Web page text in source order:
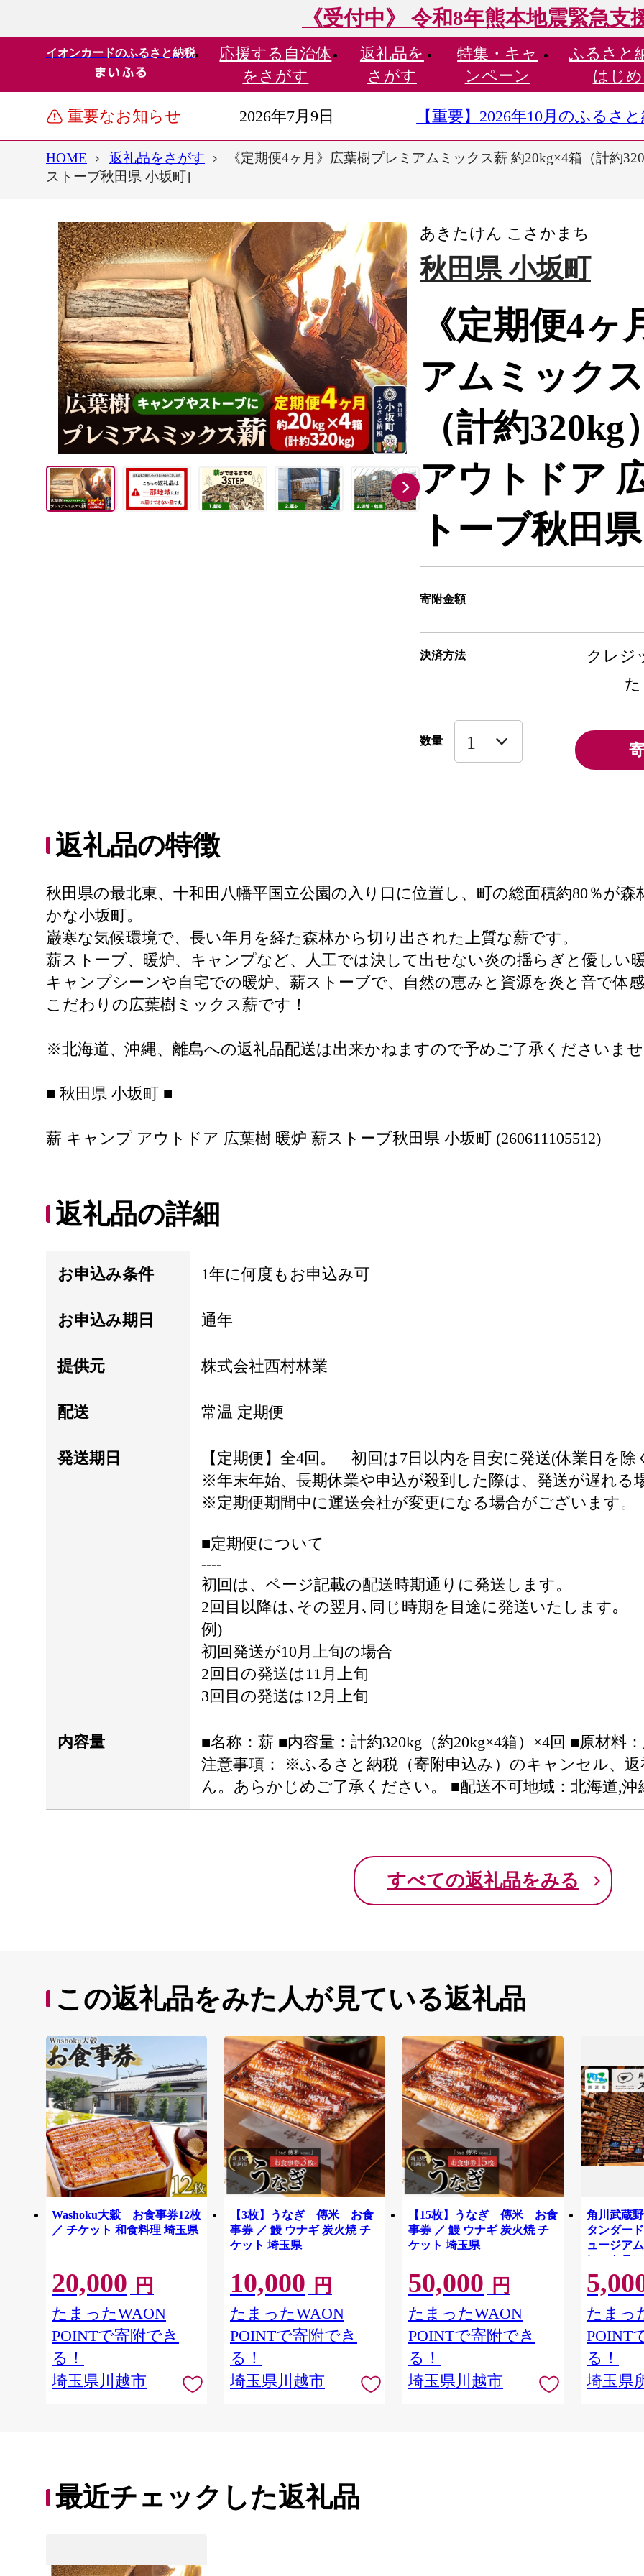
《受付中》 令和8年熊本地震緊急支
イオンカードのふるさと納税 応援する 自治体
をさがす
返礼品を
さがす
特集・ キャ
ンペーン
ふるさと
はじめ
重要なお知らせ 2026年7月9日 【重要】2026年10月のふるさ
HOME 返礼品をさがす
《定期便4ヶ月》広葉樹プレミアムミックス薪 約20kg×4箱（計約
ストーブ秋田県 小坂町]
あきたけん こさかまち
秋田県 小坂町
《定期便4ヶ
アムミック
（計約
アウトドア
トーブ秋田
寄附金額
決済方法
クレジ
数量
返礼品の特徴
秋田県の最北東、十和田八幡平国立公園の入り口に位置し、町の総面積約80％が
かな小坂町。
巌寒な気候環境で、長い年月を経た森林から切り出された上質な薪です。
薪ストーブ、暖炉、キャンプなど、人工では決して出せない炎の揺らぎと優しい
キャンプシーンや自宅での暖炉、薪ストーブで、自然の恵みと資源を炎と音で体感
こだわりの広葉樹ミックス薪です！
※北海道、沖縄、離島への返礼品配送は出来かねますので予めご了承くださいませ
■ 秋田県 小坂町 ■
薪 キャンプ アウトドア 広葉樹 暖炉 薪ストーブ秋田県 小坂町 (260611105512)
返礼品の詳細
お申込み条件 1年に何度もお申込み可
お申込み期日 通年
提供元 株式会社西村林業
配送 常温 定期便
発送期日
【定期便】全4回。 初回は7日以内を目安に発送(休業日を除
※年末年始、長期休業や申込が殺到した際は、発送が遅れる
※定期便期間中に運送会社が変更になる場合がございます。
■定期便について
----
初回は、ページ記載の配送時期通りに発送します。
2回目以降は､その翌月､同じ時期を目途に発送いたします｡
例)
初回発送が10月上旬の場合
2回目の発送は11月上旬
3回目の発送は12月上旬
内容量
■名称：薪 ■内容量：計約320kg（約20kg×4箱）×4回 ■原材料
注意事項： ※ふるさと納税（寄附申込み）のキャンセル、
ん。あらかじめご了承ください。 ■配送不可地域：北海道,沖
すべての返礼品をみる
この返礼品をみた人が見ている返礼品
Washoku大穀 お食事券12枚
／ チケット 和食料理 埼玉県
20,000 円
たまったWAON
POINTで寄附でき
る！
埼玉県川越市
【3枚】うなぎ 傳米 お食
事券 ／ 鰻 ウナギ 炭火焼 チ
ケット 埼玉県
10,000 円
たまったWAON
POINTで寄附でき
る！
埼玉県川越市
【15枚】うなぎ 傳米 お食
事券 ／ 鰻 ウナギ 炭火焼 チ
ケット 埼玉県
50,000 円
たまったWAON
POINTで寄附でき
る！
埼玉県川越市
角川武蔵
タンダー
ュージア
レストラ
物館 アー
学 角川
品 本棚 本
隈研吾 チ
市
たまっ
POINT
る！
埼玉県
最近チェックした返礼品